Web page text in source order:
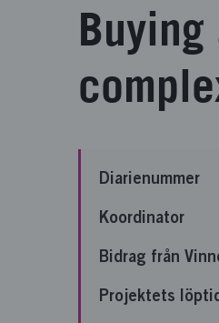
Diarienummer
Koordinator
Bidrag från
Projektets